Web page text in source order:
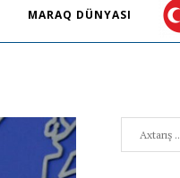
MARAQ DÜNYASI